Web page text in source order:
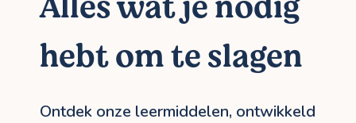
hebt om te slagen
Ontdek onze leermiddelen, ontwikkeld